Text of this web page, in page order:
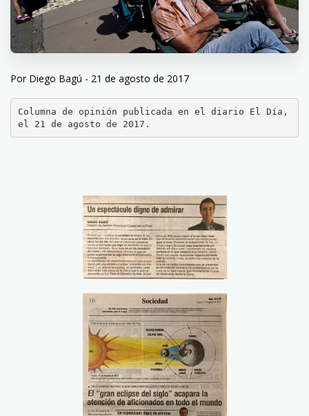
Por Diego Bagú - 21 de agosto de 2017
Columna de opinión publicada en el diario El Día,
el 21 de agosto de 2017.